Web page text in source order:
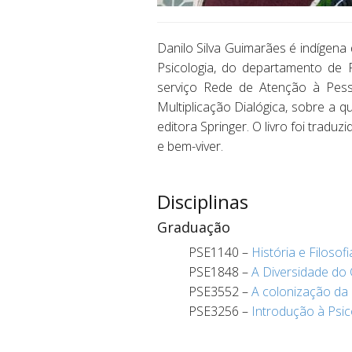
Danilo Silva Guimarães é
Psicologia, do departamento
serviço Rede de Atenção à
Multiplicação Dialógica, sobre a
editora Springer. O livro foi
e bem-viver.
Disciplinas
Graduação
PSE1140 – História e
PSE1848 –A Diversidade do
PSE3552 –A colonização
PSE3256 – Introdução à